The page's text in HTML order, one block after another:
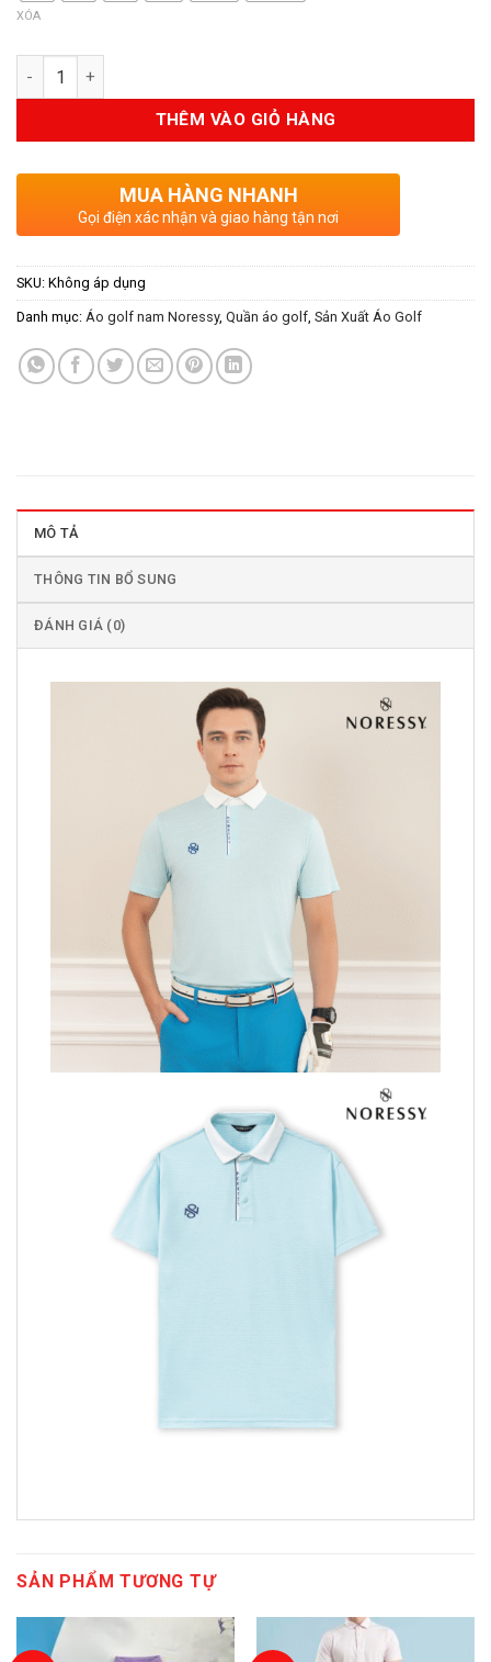
XÓA
Số lượng
THÊM VÀO GIỎ HÀNG
MUA HÀNG NHANH
Gọi điện xác nhận và giao hàng tận nơi
SKU: Không áp dụng
Danh mục: Áo golf nam Noressy, Quần áo golf, Sản Xuất Áo Golf
MÔ TẢ
THÔNG TIN BỔ SUNG
ĐÁNH GIÁ (0)
SẢN PHẨM TƯƠNG TỰ